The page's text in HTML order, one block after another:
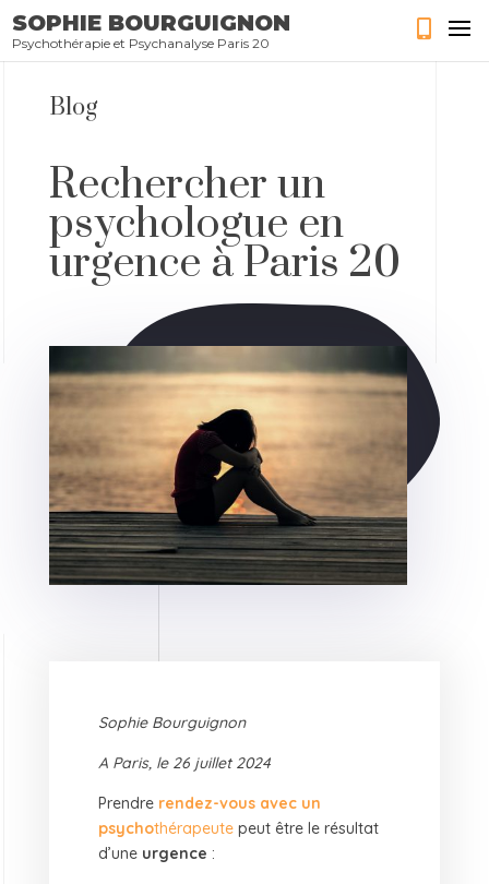
SOPHIE BOURGUIGNON
Psychothérapie et Psychanalyse Paris 20
Blog
Rechercher un
psychologue en
urgence à Paris 20
Sophie Bourguignon
A Paris, le 26 juillet 2024
Prendre rendez-vous avec un
psychothérapeutepeut être le résultat
d’une urgence :